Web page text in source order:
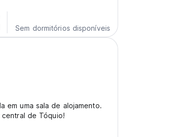
Sem dormitórios disponíveis
em uma sala de alojamento.
de Tóquio!